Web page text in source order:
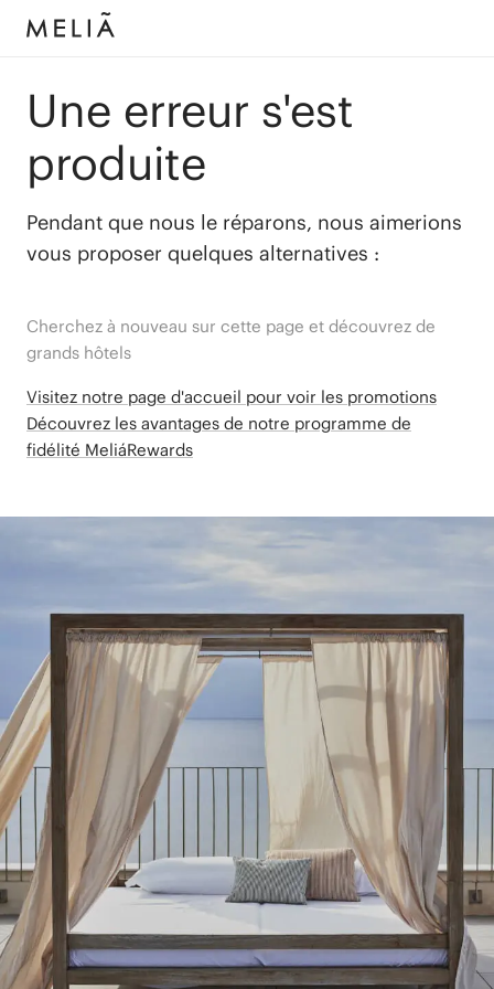
Une erreur s'est
produite
Pendant que nous le réparons, nous aimerions
vous proposer quelques alternatives :
Cherchez à nouveau sur cette page et découvrez de
grands hôtels
Visitez notre page d'accueil pour voir les promotions
Découvrez les avantages de notre programme de
fidélité MeliáRewards